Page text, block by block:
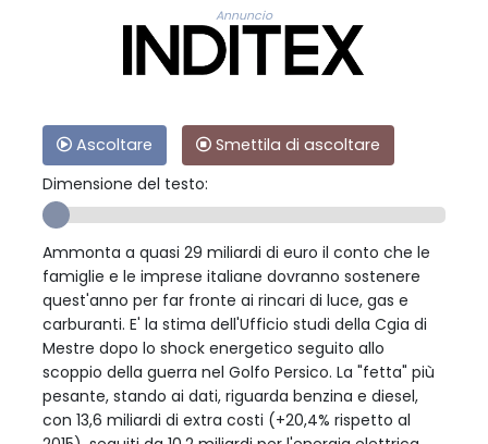
Annuncio
Ascoltare
Smettila di ascoltare
Dimensione del testo:
Ammonta a quasi 29 miliardi di euro il conto che le
famiglie e le imprese italiane dovranno sostenere
quest'anno per far fronte ai rincari di luce, gas e
carburanti. E' la stima dell'Ufficio studi della Cgia di
Mestre dopo lo shock energetico seguito allo
scoppio della guerra nel Golfo Persico. La "fetta" più
pesante, stando ai dati, riguarda benzina e diesel,
con 13,6 miliardi di extra costi (+20,4% rispetto al